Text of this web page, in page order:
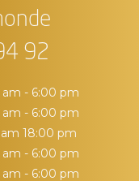
92
am - 6:00 pm
am - 6:00 pm
18:00 pm
am - 6:00 pm
am - 6:00 pm